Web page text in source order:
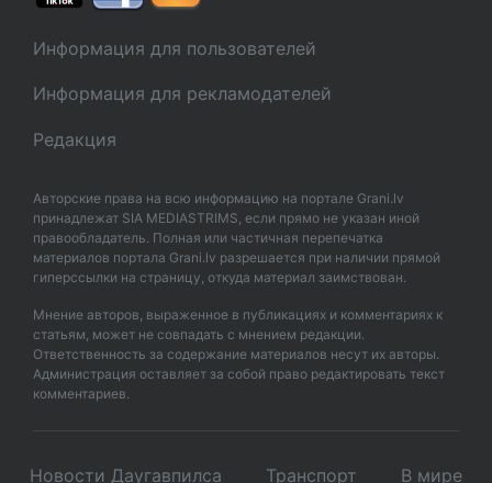
Информация для пользователей
Информация для рекламодателей
Редакция
Авторские права на всю информацию на портале Grani.lv
принадлежат SIA MEDIASTRIMS, если прямо не указан иной
правообладатель. Полная или частичная перепечатка
материалов портала Grani.lv разрешается при наличии прямой
гиперссылки на страницу, откуда материал заимствован.
Мнение авторов, выраженное в публикациях и комментариях к
статьям, может не совпадать с мнением редакции.
Ответственность за содержание материалов несут их авторы.
Администрация оставляет за собой право редактировать текст
комментариев.
Новости Даугавпилса Транспорт В мире